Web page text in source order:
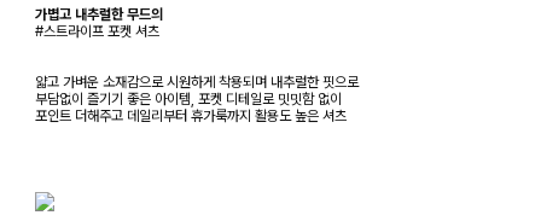
가볍고 내추럴한 무드의
#스트라이프 포켓 셔츠
얇고 가벼운 소재감으로 시원하게 착용되며 내추럴한 핏으로
부담없이 즐기기 좋은 아이템, 포켓 디테일로 밋밋함 없이
포인트 더해주고 데일리부터 휴가룩까지 활용도 높은 셔츠